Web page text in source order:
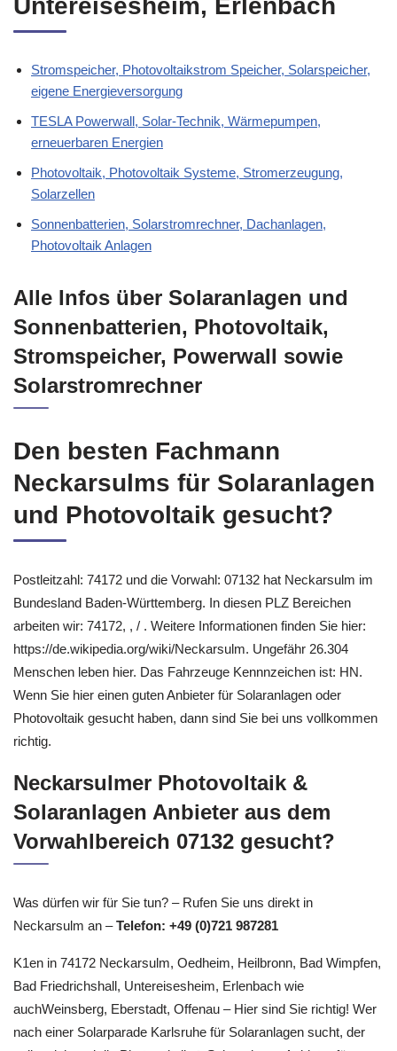
Untereisesheim, Erlenbach
Stromspeicher, Photovoltaikstrom Speicher, Solarspeicher,
eigene Energieversorgung
TESLA Powerwall, Solar-Technik, Wärmepumpen,
erneuerbaren Energien
Photovoltaik, Photovoltaik Systeme, Stromerzeugung,
Solarzellen
Sonnenbatterien, Solarstromrechner, Dachanlagen,
Photovoltaik Anlagen
Alle Infos über Solaranlagen und
Sonnenbatterien, Photovoltaik,
Stromspeicher, Powerwall sowie
Solarstromrechner
Den besten Fachmann
Neckarsulms für Solaranlagen
und Photovoltaik gesucht?
Postleitzahl: 74172 und die Vorwahl: 07132 hat Neckarsulm im
Bundesland Baden-Württemberg. In diesen PLZ Bereichen
arbeiten wir: 74172, , / . Weitere Informationen finden Sie hier:
https://de.wikipedia.org/wiki/Neckarsulm. Ungefähr 26.304
Menschen leben hier. Das Fahrzeuge Kennnzeichen ist: HN.
Wenn Sie hier einen guten Anbieter für Solaranlagen oder
Photovoltaik gesucht haben, dann sind Sie bei uns vollkommen
richtig.
Neckarsulmer Photovoltaik &
Solaranlagen Anbieter aus dem
Vorwahlbereich 07132 gesucht?
Was dürfen wir für Sie tun? – Rufen Sie uns direkt in
Neckarsulm an –Telefon: +49 (0)721 987281
K1en in 74172 Neckarsulm, Oedheim, Heilbronn, Bad Wimpfen,
Bad Friedrichshall, Untereisesheim, Erlenbach wie
auchWeinsberg, Eberstadt, Offenau – Hier sind Sie richtig! Wer
nach einer Solarparade Karlsruhe für Solaranlagen sucht, der